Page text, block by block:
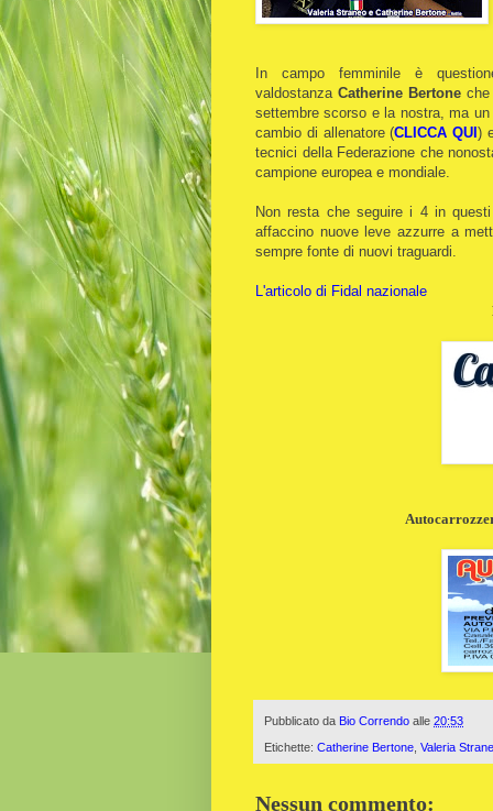
In campo femminile è
valdostanzaCatherine Bertone
settembre scorso e la nostra, ma
cambio di allenatore (CLICCA QUI )
tecnici della Federazione che
campione europea e mondiale.
Non resta che seguire i 4 in
affaccino nuove leve azzurre a
sempre fonte di nuovi traguardi.
L'articolo di Fidal nazionale
Pubblicato da Bio Correndo alle 20:53
Etichette: Catherine Bertone Valeria
Nessun commento: